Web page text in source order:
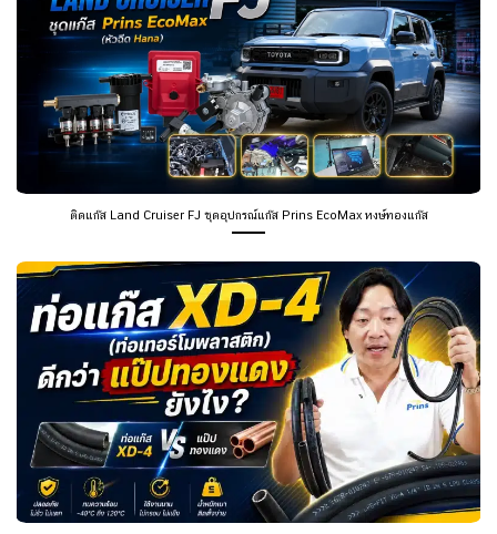
ติดแก๊ส Land Cruiser FJ ชุดอุปกรณ์แก๊ส Prins EcoMax หงษ์ทองแก๊ส